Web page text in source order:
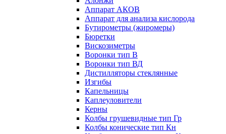
Аппарат АКОВ
Аппарат для анализа кислорода
Бутирометры (жиромеры)
Бюретки
Вискозиметры
Воронки тип В
Воронки тип ВД
Дистилляторы стеклянные
Изгибы
Капельницы
Каплеуловители
Керны
Колбы грушевидные тип Гр
Колбы конические тип Кн